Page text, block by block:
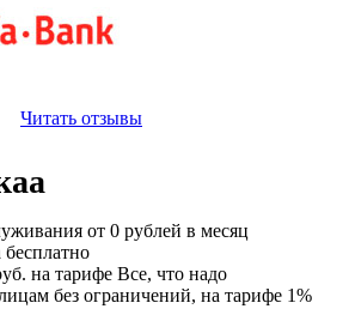
Читать отзывы
от 0 рублей в месяц
бесплатно
на тарифе Все, что надо
без ограничений, на тарифе 1%